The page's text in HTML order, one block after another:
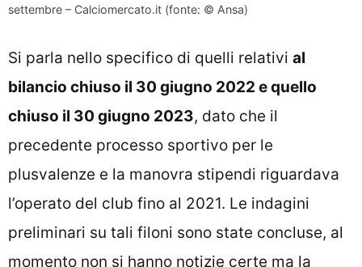
settembre – Calciomercato.it (fonte: © Ansa)
Si parla nello specifico di quelli relativi al
bilancio chiuso il 30 giugno 2022 e quello
chiuso il 30 giugno 2023, dato che il
precedente processo sportivo per le
plusvalenze e la manovra stipendi riguardava
l’operato del club fino al 2021. Le indagini
preliminari su tali filoni sono state concluse, al
momento non si hanno notizie certe ma la